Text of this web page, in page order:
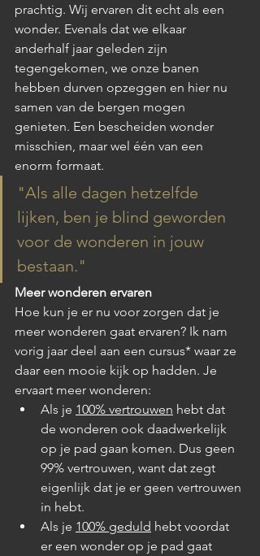
prachtig. Wij ervaren dit echt als een
wonder. Evenals dat we elkaar
anderhalf jaar geleden zijn
tegengekomen, we onze banen
hebben durven opzeggen en hier nu
samen van de bergen mogen
genieten. Een bescheiden wonder
misschien, maar wel één van een
enorm formaat.
"Als alle dagen hetzelfde
lijken, ben je blind geworden
voor de wonderen in jouw
bestaan."
Meer wonderen ervaren
Hoe kun je er nu voor zorgen dat je
meer wonderen gaat ervaren? Ik nam
vorig jaar deel aan een cursus* waar ze
daar een mooie kijk op hadden. Je
ervaart meer wonderen:
Als je 100% vertrouwen hebt dat
de wonderen ook daadwerkelijk
op je pad gaan komen. Dus geen
99% vertrouwen, want dat zegt
eigenlijk dat je er geen vertrouwen
in hebt.
Als je 100% geduld hebt voordat
er een wonder op je pad gaat